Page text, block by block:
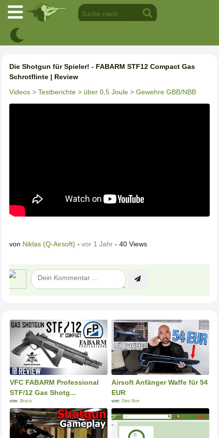
Die Shotgun für Spieler! - FABARM STF12 Compact Gas
Schrotflinte | Review
Videos > Testberichte > über 0,5 Joule > Gewehre GBB/NBB
von Niklas (Q-Airsoft) - vor 1 Jahr - 40 Views
VFC FABARM Professional
STF/12 Gas Shotg...
von: Bruce
Airsoft Anfänger Waffe für 54
EUR
von: Geo Nox